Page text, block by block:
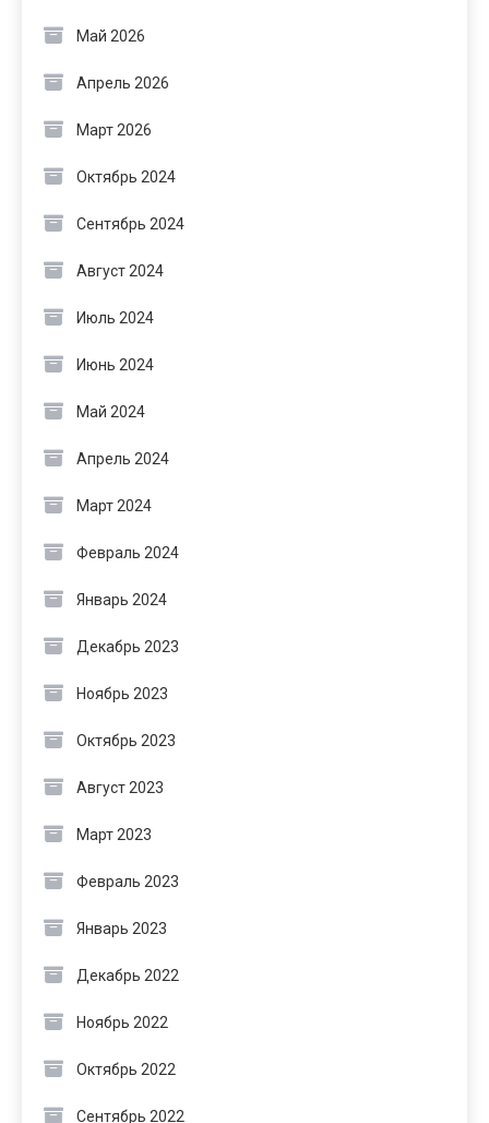
Май 2026
Апрель 2026
Март 2026
Октябрь 2024
Сентябрь 2024
Август 2024
Июль 2024
Июнь 2024
Май 2024
Апрель 2024
Март 2024
Февраль 2024
Январь 2024
Декабрь 2023
Ноябрь 2023
Октябрь 2023
Август 2023
Март 2023
Февраль 2023
Январь 2023
Декабрь 2022
Ноябрь 2022
Октябрь 2022
Сентябрь 2022